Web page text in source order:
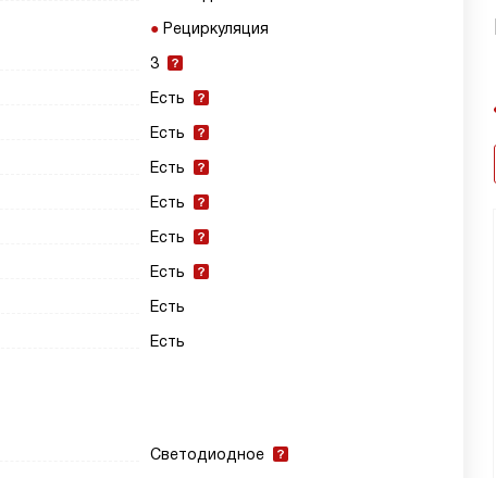
Рециркуляция
3
Есть
Есть
Есть
Есть
Есть
Есть
Есть
Есть
Светодиодное